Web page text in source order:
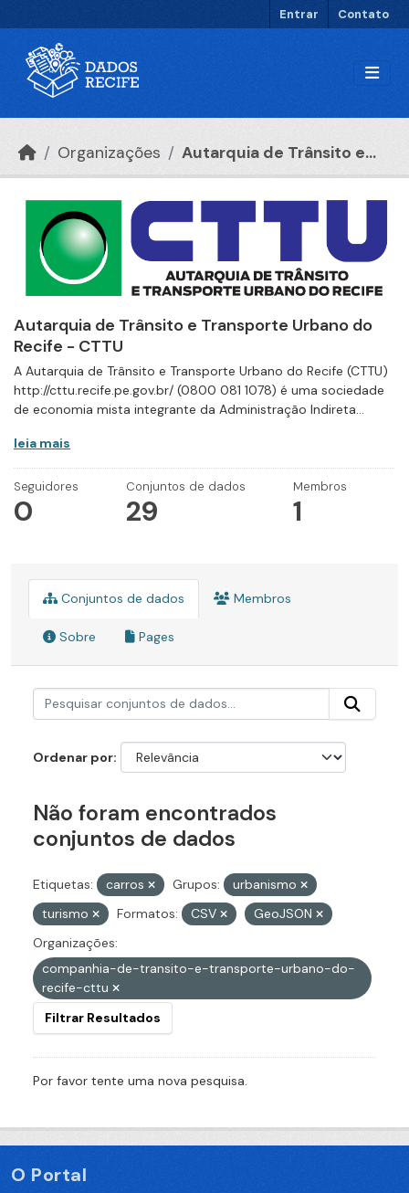
Entrar Contato
Organizações Autarquia de Trânsito e...
Autarquia de Trânsito e Transporte Urbano do
Recife - CTTU
A Autarquia de Trânsito e Transporte Urbano do Recife (CTTU)
http://cttu.recife.pe.gov.br/ (0800 081 1078) é uma sociedade
de economia mista integrante da Administração Indireta...
leia mais
Seguidores
0
Conjuntos de dados
29
Membros
1
Conjuntos de dados Membros
Sobre Pages
Ordenar por
Não foram encontrados
conjuntos de dados
Etiquetas: carros Grupos:
urbanismo
turismo
Formatos: CSV
GeoJSON
Organizações:
companhia-de-transito-e-transporte-urbano-do-
recife-cttu
Filtrar Resultados
Por favor tente uma nova pesquisa.
O Portal